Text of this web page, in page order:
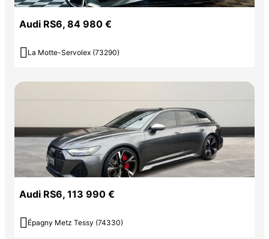
Audi RS6, 84 980 €
 La Motte-Servolex (73290)
Audi RS6, 113 990 €
 Épagny Metz Tessy (74330)